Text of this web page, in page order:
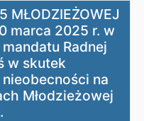
RADY
MŁODZIEŻOWEJ
marca 2025 r. w
Radnej
w skutek
na
Młodzieżowej